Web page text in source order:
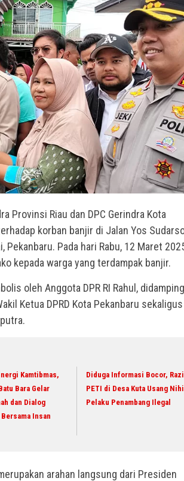
Provinsi Riau dan DPC Gerindra Kota
korban banjir di Jalan Yos
Pekanbaru. Pada hari Rabu, 12 Maret
kepada warga yang terdampak banjir.
oleh Anggota DPR RI Rahul,
Ketua DPRD Kota Pekanbaru sekaligus
Kamtibmas,
Bara Gelar
dan Dialog
Insan
Diduga Informasi Bocor,
PETI di Desa Kuta Usang Nihil
Pelaku Penambang Ilegal
arahan langsung dari Presiden